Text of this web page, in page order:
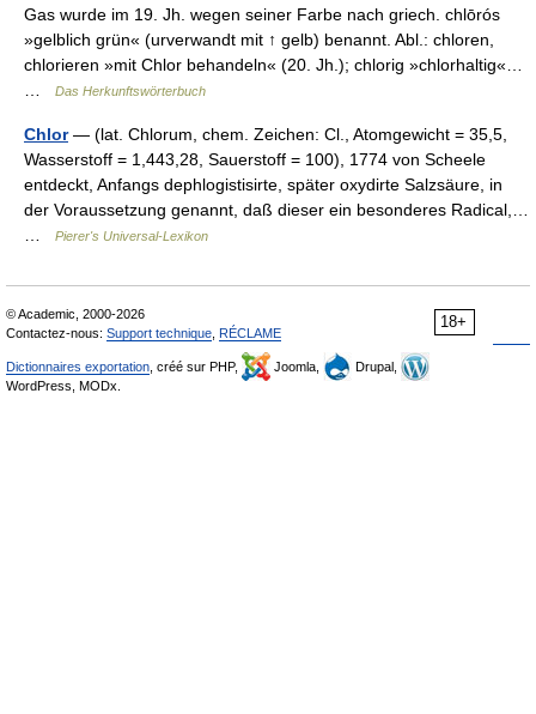
Gas wurde im 19. Jh. wegen seiner Farbe nach griech. chlōrós
»gelblich grün« (urverwandt mit ↑ gelb) benannt. Abl.: chloren,
chlorieren »mit Chlor behandeln« (20. Jh.); chlorig »chlorhaltig«…
Das Herkunftswörterbuch
Chlor— (lat. Chlorum, chem. Zeichen: Cl., Atomgewicht = 35,5,
Wasserstoff = 1,443,28, Sauerstoff = 100), 1774 von Scheele
entdeckt, Anfangs dephlogistisirte, später oxydirte Salzsäure, in
der Voraussetzung genannt, daß dieser ein besonderes Radical,…
Pierer's Universal-Lexikon
18+
© Academic, 2000-2026
Contactez-nous: Support technique RÉCLAME
Dictionnaires exportation , créé sur PHP, Joomla,
Drupal,
WordPress, MODx.